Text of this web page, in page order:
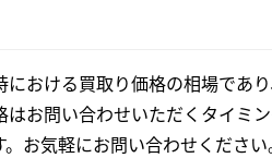
における買取り価格の相場であ
お問い合わせいただくタイミ
お気軽にお問い合わせください